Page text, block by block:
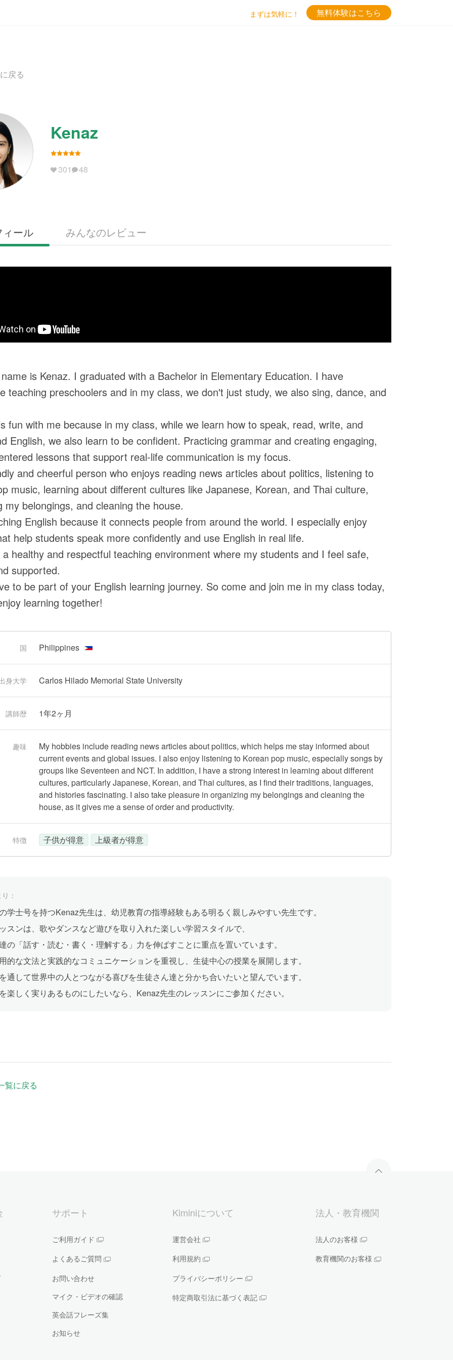
まずは気軽に！ 無料体験はこちら
戻る
Kenaz
301 48
ール みんなのレビュー
is Kenaz. I graduated with a Bachelor in Elementary Education. I have
teaching preschoolers and in my class, we don't just study, we also sing, dance, and
fun with me because in my class, while we learn how to speak, read, write, and
English, we also learn to be confident. Practicing grammar and creating engaging,
lessons that support real-life communication is my focus.
and cheerful person who enjoys reading news articles about politics, listening to
music, learning about different cultures like Japanese, Korean, and Thai culture,
my belongings, and cleaning the house.
English because it connects people from around the world. I especially enjoy
help students speak more confidently and use English in real life.
healthy and respectful teaching environment where my students and I feel safe,
supported.
to be part of your English learning journey. So come and join me in my class today,
learning together!
国 Philippines
身大学 Carlos Hilado Memorial State University
講師歴 1年2ヶ月
趣味
My hobbies include reading news articles about politics, which helps me stay informed about
current events and global issues. I also enjoy listening to Korean pop music, especially songs by
groups like Seventeen and NCT. In addition, I have a strong interest in learning about different
cultures, particularly Japanese, Korean, and Thai cultures, as I find their traditions, languages,
and histories fascinating. I also take pleasure in organizing my belongings and cleaning the
house, as it gives me a sense of order and productivity.
特徴 子供が得意 上級者が得意
：
学士号を持つKenaz先生は、幼児教育の指導経験もある明るく親しみやすい先生です。
スンは、歌やダンスなど遊びを取り入れた楽しい学習スタイルで、
の「話す・読む・書く・理解する」力を伸ばすことに重点を置いています。
的な文法と実践的なコミュニケーションを重視し、生徒中心の授業を展開します。
通して世界中の人とつながる喜びを生徒さん達と分かち合いたいと望んでいます。
楽しく実りあるものにしたいなら、Kenaz先生のレッスンにご参加ください。
覧に戻る
サポート
ご利用ガイド
よくあるご質問
お問い合わせ
マイク・ビデオの確認
英会話フレーズ集
お知らせ
Kiminiについて
運営会社
利用規約
プライバシーポリシー
特定商取引法に基づく表記
法人・教育機関
法人のお客様
教育機関のお客様